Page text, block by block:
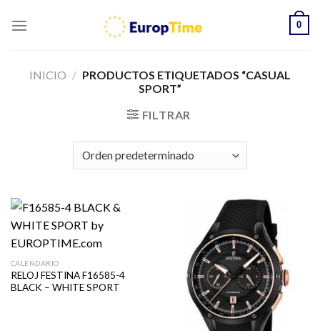
0
INICIO / PRODUCTOS ETIQUETADOS “CASUAL
SPORT”
FILTRAR
CALENDARIO
RELOJ FESTINA F16585-4
BLACK – WHITE SPORT